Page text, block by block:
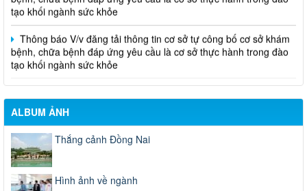
Thông báo V/v đăng tải thông tin cơ sở tự công bố cơ sở khám
bệnh, chữa bệnh đáp ứng yêu cầu là cơ sở thực hành trong đào
tạo khối ngành sức khỏe
ALBUM ẢNH
Thắng cảnh Đồng Nai
Hình ảnh về ngành